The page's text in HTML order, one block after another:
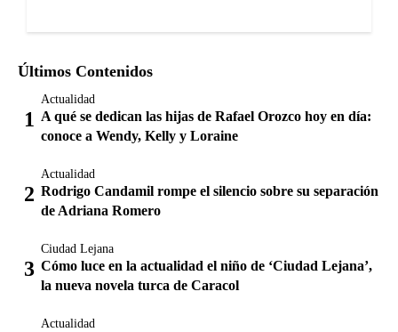
Últimos Contenidos
Actualidad
A qué se dedican las hijas de Rafael Orozco hoy en día:
conoce a Wendy, Kelly y Loraine
Actualidad
Rodrigo Candamil rompe el silencio sobre su separación
de Adriana Romero
Ciudad Lejana
Cómo luce en la actualidad el niño de ‘Ciudad Lejana’,
la nueva novela turca de Caracol
Actualidad